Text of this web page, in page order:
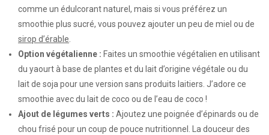
comme un édulcorant naturel, mais si vous préférez un
smoothie plus sucré, vous pouvez ajouter un peu de miel ou de
sirop d’érable
Option végétalienne : Faites un smoothie végétalien en utilisant
du yaourt à base de plantes et du lait d’origine végétale ou du
lait de soja pour une version sans produits laitiers. J’adore ce
smoothie avec du lait de coco ou de l’eau de coco !
Ajout de légumes verts : Ajoutez une poignée d’épinards ou de
chou frisé pour un coup de pouce nutritionnel. La douceur des